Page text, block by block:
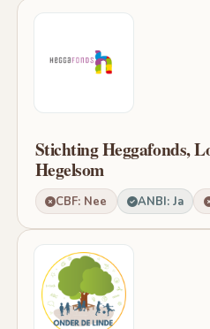
Stichting Heggafonds,
Hegelsom
CBF: Nee ANBI: Ja